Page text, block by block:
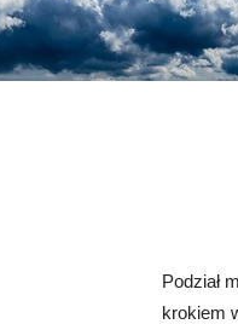
Podział
krokiem